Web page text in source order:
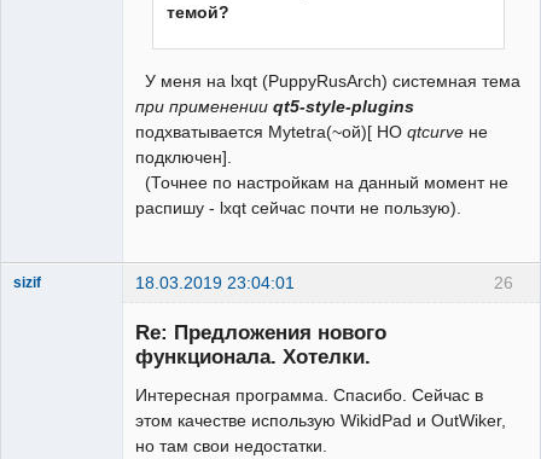
темой?
У меня на lxqt (PuppyRusArch) системная тема
при применении qt5-style-plugins
подхватывается Mytetra(~ой)[ НО qtcurve не
подключен].
(Точнее по настройкам на данный момент не
распишу - lxqt сейчас почти не пользую).
26
sizif 18.03.2019 23:04:01
Re: Предложения нового
функционала. Хотелки.
Интересная программа. Спасибо. Сейчас в
этом качестве использую WikidPad и OutWiker,
но там свои недостатки.